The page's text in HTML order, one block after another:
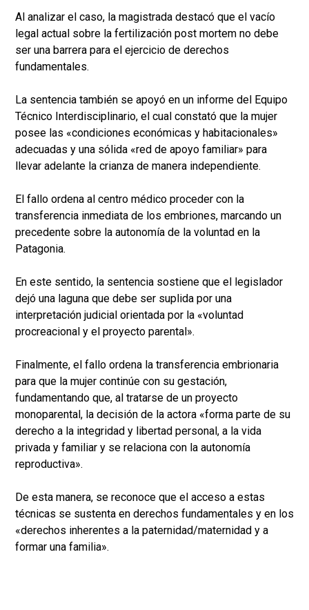
Al analizar el caso, la magistrada destacó que el vacío
legal actual sobre la fertilización post mortem no debe
ser una barrera para el ejercicio de derechos
fundamentales.
La sentencia también se apoyó en un informe del Equipo
Técnico Interdisciplinario, el cual constató que la mujer
posee las «condiciones económicas y habitacionales»
adecuadas y una sólida «red de apoyo familiar» para
llevar adelante la crianza de manera independiente.
El fallo ordena al centro médico proceder con la
transferencia inmediata de los embriones, marcando un
precedente sobre la autonomía de la voluntad en la
Patagonia.
En este sentido, la sentencia sostiene que el legislador
dejó una laguna que debe ser suplida por una
interpretación judicial orientada por la «voluntad
procreacional y el proyecto parental».
Finalmente, el fallo ordena la transferencia embrionaria
para que la mujer continúe con su gestación,
fundamentando que, al tratarse de un proyecto
monoparental, la decisión de la actora «forma parte de su
derecho a la integridad y libertad personal, a la vida
privada y familiar y se relaciona con la autonomía
reproductiva».
De esta manera, se reconoce que el acceso a estas
técnicas se sustenta en derechos fundamentales y en los
«derechos inherentes a la paternidad/maternidad y a
formar una familia».